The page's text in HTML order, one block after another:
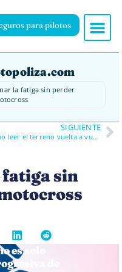
para pilotos
la fatiga sin perder
SIGUIENTE
Cómo leer el terreno vuelta a vuelta y adaptar tu pilotaje en motocross
fatiga sin
es solo
de